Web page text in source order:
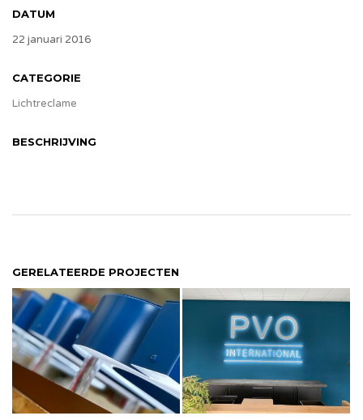
DATUM
22 januari 2016
CATEGORIE
Lichtreclame
BESCHRIJVING
GERELATEERDE PROJECTEN